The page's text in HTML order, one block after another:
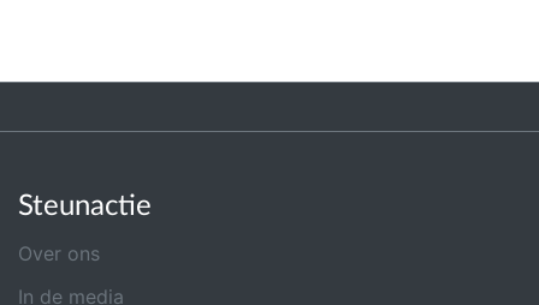
Steunactie
Over ons
In de media